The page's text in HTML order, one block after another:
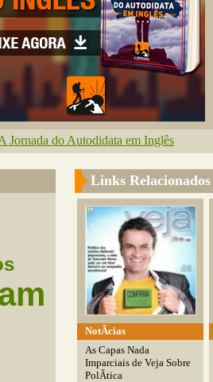
Jornada do Autodidata em Inglês
Links Relacionados
NotÃ­cias
As Capas Nada
Imparciais de Veja Sobre
PolÃ­tica